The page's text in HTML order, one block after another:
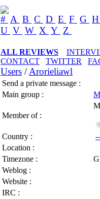
# A B C D E F G
U V W X Y Z
ALL REVIEWS
CONTACT
TWITTER
Users /Arorieliawl
Send a private message :
Main group :
Member of :
Country :
Location :
Timezone :
Weblog :
Website :
IRC :